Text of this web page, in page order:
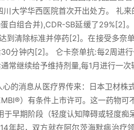
大学华西医院首次开出处方。 礼
白组合并),CDR-SB延缓了29%[2]
到清除标准并停药[2]。在接受多奈
30分钟内[2]。 仑卡奈单抗:每2周进
常继续给予维持剂量,每1月进行一次
的消息从医疗界传来：日本卫材株
）有条件上市许可。这一药物
早期阶段（轻度认知障碍或轻度痴
年起，双方就在阿尔茨海默病治疗